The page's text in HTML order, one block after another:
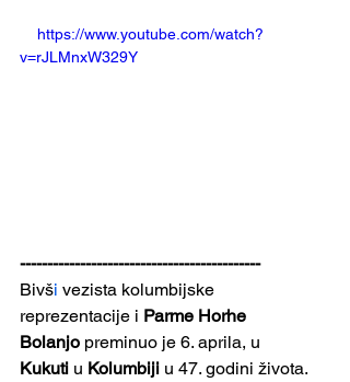
https://www.youtube.com/watch?
v=rJLMnxW329Y
--------------------------------------------
Bivši vezista kolumbijske
reprezentacije i Parme Horhe
Bolanjo preminuo je 6. aprila, u
Kukuti u Kolumbiji u 47. godini života.